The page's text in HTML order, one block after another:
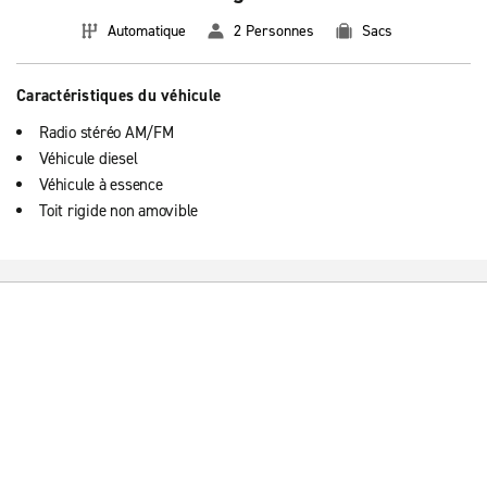
Automatique 2 Personnes Sacs
Caractéristiques du véhicule
Radio stéréo AM/FM
Véhicule diesel
Véhicule à essence
Toit rigide non amovible